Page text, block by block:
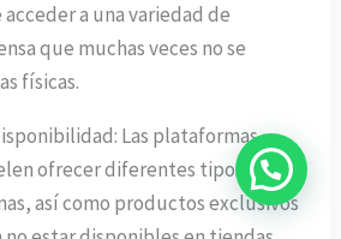
a una variedad de
que muchas veces no se
físicas.
Las plataformas
ofrecer diferentes tipos de
así como productos exclusivos